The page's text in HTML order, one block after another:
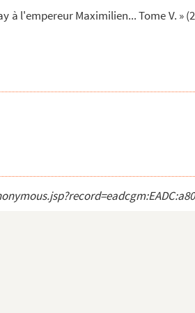
à l'empereur Maximilien... Tome V. »